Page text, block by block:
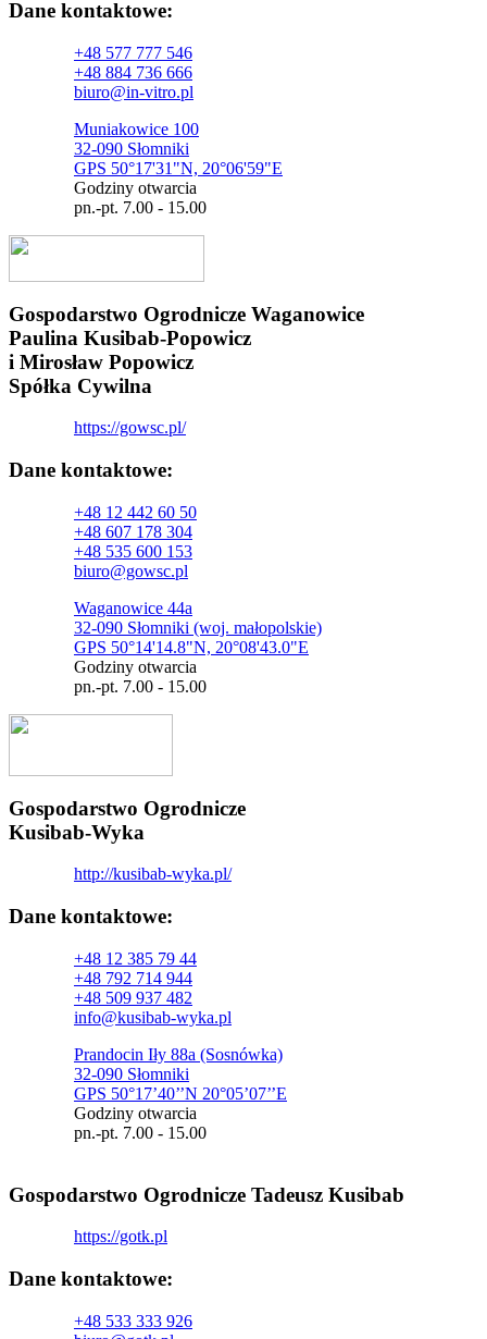
Dane kontaktowe:
+48 577 777 546
+48 884 736 666
biuro@in-vitro.pl
Muniakowice 100
32-090 Słomniki
GPS 50°17'31"N, 20°06'59"E
Godziny otwarcia
pn.-pt. 7.00 - 15.00
Gospodarstwo Ogrodnicze Waganowice
Paulina Kusibab-Popowicz
i Mirosław Popowicz
Spółka Cywilna
https://gowsc.pl/
Dane kontaktowe:
+48 12 442 60 50
+48 607 178 304
+48 535 600 153
biuro@gowsc.pl
Waganowice 44a
32-090 Słomniki (woj. małopolskie)
GPS 50°14'14.8"N, 20°08'43.0"E
Godziny otwarcia
pn.-pt. 7.00 - 15.00
Gospodarstwo Ogrodnicze
Kusibab-Wyka
http://kusibab-wyka.pl/
Dane kontaktowe:
+48 12 385 79 44
+48 792 714 944
+48 509 937 482
info@kusibab-wyka.pl
Prandocin Iły 88a (Sosnówka)
32-090 Słomniki
GPS 50°17’40’’N 20°05’07’’E
Godziny otwarcia
pn.-pt. 7.00 - 15.00
Gospodarstwo Ogrodnicze Tadeusz Kusibab
https://gotk.pl
Dane kontaktowe:
+48 533 333 926